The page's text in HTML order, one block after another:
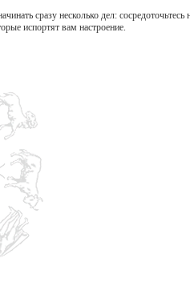
сразу несколько дел: сосредоточьтесь
испортят вам настроение.